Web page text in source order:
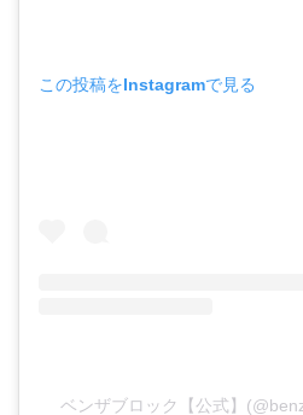
この投稿をInstagramで見る
ベンザブロック【公式】